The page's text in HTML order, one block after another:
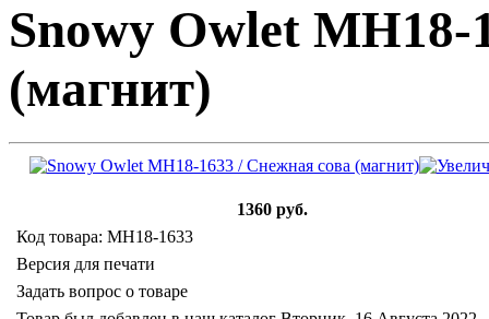
Snowy Owlet
(магнит)
1360 руб.
Код товара: MH18-1633
Версия для печати
Задать вопрос о товаре